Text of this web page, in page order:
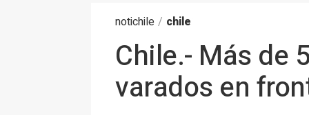
notichile / chile
Chile.- Más de
varados en